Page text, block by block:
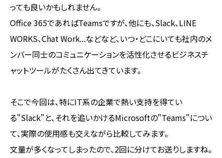
っても良いかもしれません。
Office 365であればTeamsですが、他にも、Slack、LINE
WORKS、Chat Work...などなど、いつ・どこにいても社内のメ
ンバー同士のコミュニケーションを活性化させるビジネスチ
ャットツールがたくさん出てきています。
そこで今回は、特にIT系の企業で熱い支持を得てい
る"Slack"と、それを追いかけるMicrosoftの"Teams"につい
て、実際の使用感も交えながら比較してみます。
文量が多くなってしまったので、2回に分けてお送りしますね。